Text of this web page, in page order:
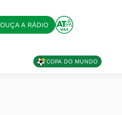
OUÇA A RÁDIO
COPA DO MUNDO